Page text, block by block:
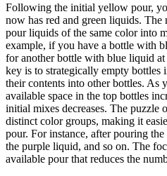
Following the initial yellow pour,
now has red and green liquids.
pour liquids of the same color into
example, if you have a bottle with
for another bottle with blue liquid
key is to strategically empty
their contents into other bottles. As
available space in the top bottles
initial mixes decreases. The puzzle
distinct color groups, making it
pour. For instance, after pouring
the purple liquid, and so on. The
available pour that reduces the